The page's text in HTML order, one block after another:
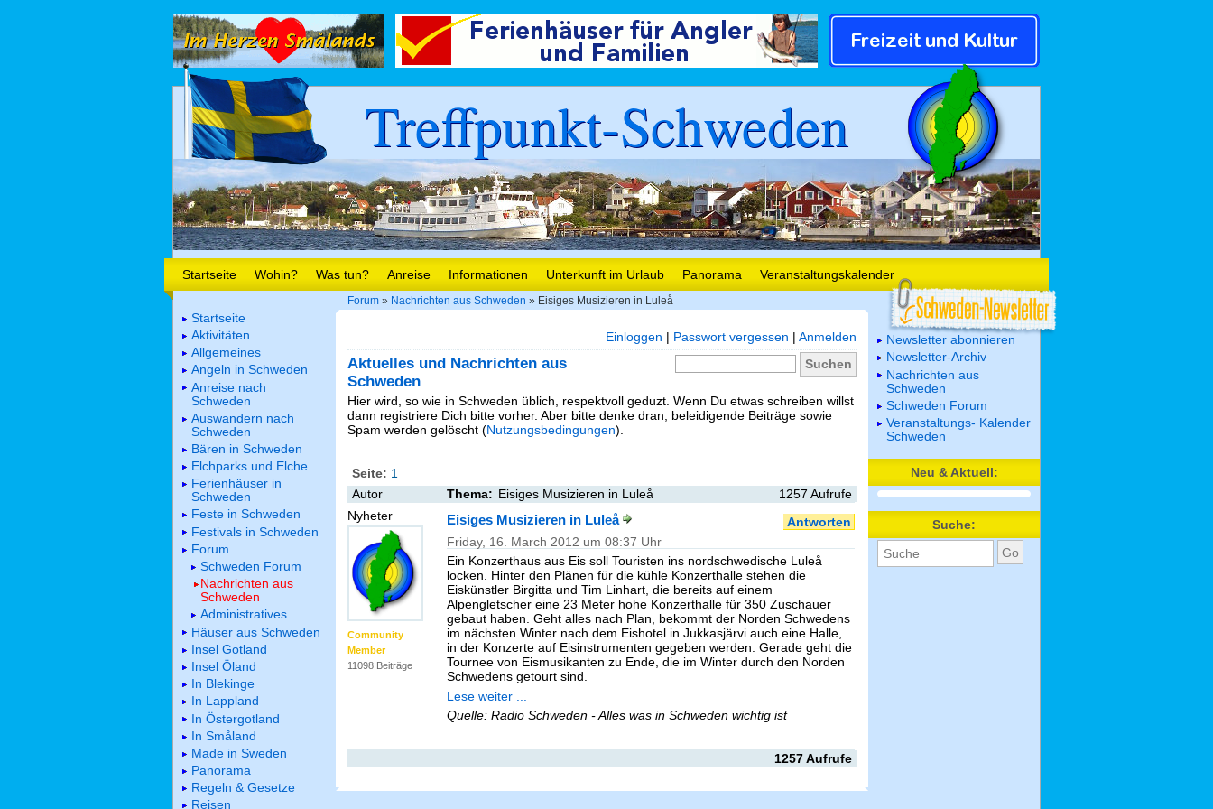
Treffpunkt-Schweden
Startseite Wohin? Was tun? Anreise Informationen Unterkunft im Urlaub Panorama Veranstaltungskalender
Forum » Nachrichten aus Schweden » Eisiges Musizieren in Luleå
Einloggen | Passwort vergessen | Anmelden
Aktuelles und Nachrichten aus
Schweden
Hier wird, so wie in Schweden üblich, respektvoll geduzt. Wenn Du etwas schreiben willst
dann registriere Dich bitte vorher. Aber bitte denke dran, beleidigende Beiträge sowie
Spam werden gelöscht (Nutzungsbedingungen).
Seite: 1
Autor
Thema: Eisiges Musizieren in Luleå
1257 Aufrufe
Nyheter
Community
Member
11098 Beiträge
Antworten
Eisiges Musizieren in Luleå
Friday, 16. March 2012 um 08:37 Uhr
Ein Konzerthaus aus Eis soll Touristen ins nordschwedische Luleå
locken. Hinter den Plänen für die kühle Konzerthalle stehen die
Eiskünstler Birgitta und Tim Linhart, die bereits auf einem
Alpengletscher eine 23 Meter hohe Konzerthalle für 350 Zuschauer
gebaut haben. Geht alles nach Plan, bekommt der Norden Schwedens
im nächsten Winter nach dem Eishotel in Jukkasjärvi auch eine Halle,
in der Konzerte auf Eisinstrumenten gegeben werden. Gerade geht die
Tournee von Eismusikanten zu Ende, die im Winter durch den Norden
Schwedens getourt sind.
Lese weiter ...
Quelle: Radio Schweden - Alles was in Schweden wichtig ist
1257 Aufrufe
Startseite
Aktivitäten
Allgemeines
Angeln in Schweden
Anreise nach
Schweden
Auswandern nach
Schweden
Bären in Schweden
Elchparks und Elche
Ferienhäuser in
Schweden
Feste in Schweden
Festivals in Schweden
Forum
Schweden Forum
Nachrichten aus
Schweden
Administratives
Häuser aus Schweden
Insel Gotland
Insel Öland
In Blekinge
In Lappland
In Östergotland
In Småland
Made in Sweden
Panorama
Regeln & Gesetze
Reisen
Newsletter abonnieren
Newsletter-Archiv
Nachrichten aus
Schweden
Schweden Forum
Veranstaltungs- Kalender
Schweden
Neu & Aktuell:
Suche: